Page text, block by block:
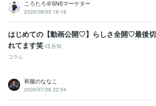
ころたろ＠SNSマーケター
2026/08/03 16:16
はじめての【動画公開♡】らしさ全開♡最後切
れてます笑
告知
コラム
和服のななこ
2026/07/26 22:54